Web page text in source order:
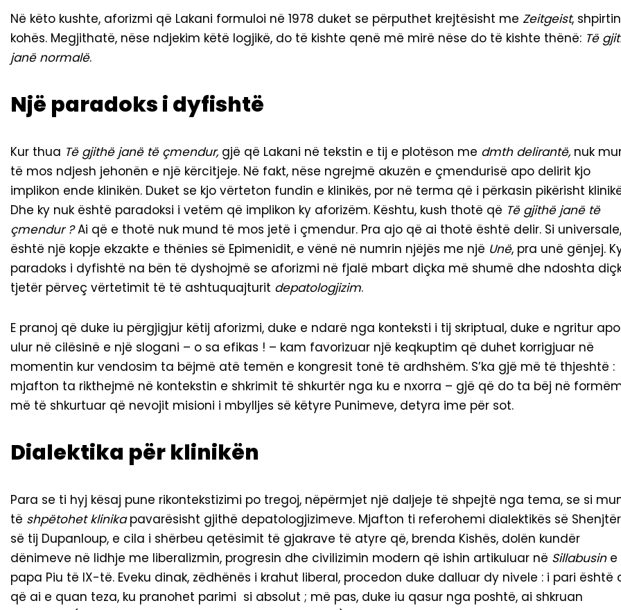
Në këto kushte, aforizmi që Lakani formuloi në 1978 duket se përputhet krejtësisht me Zeitgeist,
kohës. Megjithatë, nëse ndjekim këtë logjikë, do të kishte qenë më mirë nëse do të kishte thënë: Të
janë normalë.
Një paradoks i dyfishtë
Kur thua Të gjithë janë të çmendur, gjë që Lakani në tekstin e tij e plotëson me dmth delirantë, nuk
të mos ndjesh jehonën e një kërcitjeje. Në fakt, nëse ngrejmë akuzën e çmendurisë apo delirit kjo
implikon ende klinikën. Duket se kjo vërteton fundin e klinikës, por në terma që i përkasin pikërisht
Dhe ky nuk është paradoksi i vetëm që implikon ky aforizëm. Kështu, kush thotë që Të gjithë janë të
çmendur ?Ai që e thotë nuk mund të mos jetë i çmendur. Pra ajo që ai thotë është delir. Si universale,
është një kopje ekzakte e thënies së Epimenidit, e vënë në numrin njëjës me një Unë, pra unë gënjej.
paradoks i dyfishtë na bën të dyshojmë se aforizmi në fjalë mbart diçka më shumë dhe ndoshta
tjetër përveç vërtetimit të të ashtuquajturit depatologjizim.
E pranoj që duke iu përgjigjur këtij aforizmi, duke e ndarë nga konteksti i tij skriptual, duke e ngritur apo
ulur në cilësinë e një slogani – o sa efikas ! – kam favorizuar një keqkuptim që duhet korrigjuar në
momentin kur vendosim ta bëjmë atë temën e kongresit tonë të ardhshëm. S’ka gjë më të thjeshtë :
mjafton ta rikthejmë në kontekstin e shkrimit të shkurtër nga ku e nxorra – gjë që do ta bëj në
më të shkurtuar që nevojit misioni i mbylljes së këtyre Punimeve, detyra ime për sot.
Dialektika për klinikën
Para se ti hyj kësaj pune rikontekstizimi po tregoj, nëpërmjet një daljeje të shpejtë nga tema, se si
të shpëtohet klinikapavarësisht gjithë depatologjizimeve. Mjafton ti referohemi dialektikës së
së tij Dupanloup, e cila i shërbeu qetësimit të gjakrave të atyre që, brenda Kishës, dolën kundër
dënimeve në lidhje me liberalizmin, progresin dhe civilizimin modern që ishin artikuluar në Sillabusine
papa Piu të IX-të. Eveku dinak, zëdhënës i krahut liberal, procedon duke dalluar dy nivele : i pari është
që ai e quan teza, ku pranohet parimi si absolut ; më pas, duke iu qasur nga poshtë, ai shkruan